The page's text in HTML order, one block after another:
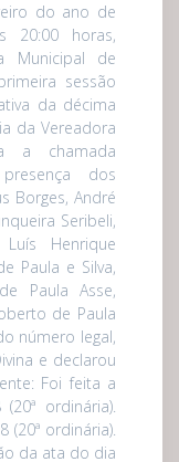
do ano de
20:00 horas,
Municipal de
sessão
da décima
da Vereadora
a chamada
dos
Borges, André
Seribeli,
Henrique
Paula e Silva,
Paula Asse,
de Paula
número legal,
e declarou
Foi feita a
ordinária).
(20ª ordinária).
da ata do dia